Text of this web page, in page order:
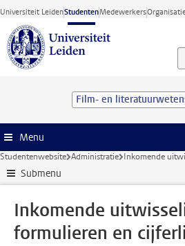
Ga direct naar de inhoud
Universiteit LeidenStudentenMedewerkers
Menu
Studentenwebsite Administratie Inkomende
Submenu
Inkomende
formulieren en